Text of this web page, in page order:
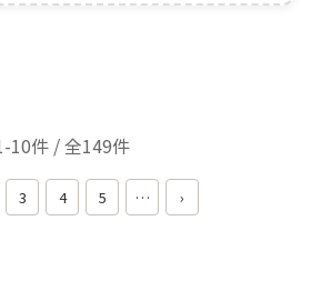
10件 / 全149件
3 4 5 … ›